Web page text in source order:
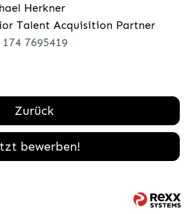
Herkner
Talent Acquisition Partner
174 7695419
Zurück
bewerben!